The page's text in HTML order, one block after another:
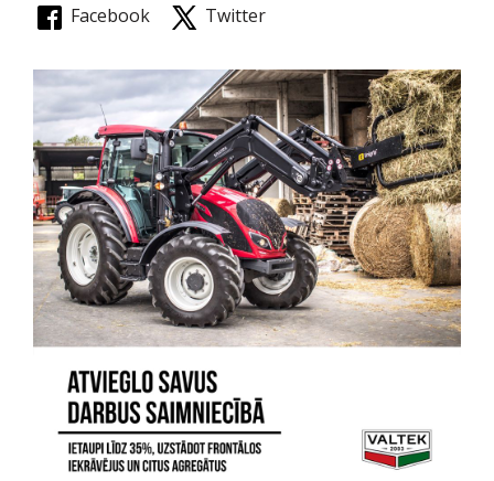
Facebook Twitter